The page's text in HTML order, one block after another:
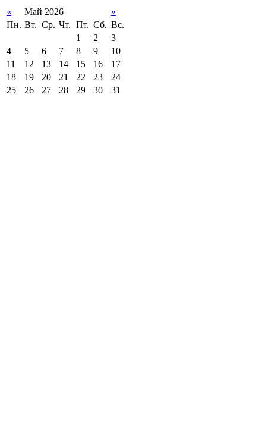
« Май 2026
»
Пн. Вт. Ср. Чт. Пт. Сб. Вс.
1
2
3
4
5 6 7 8 9
10
11
12 13 14 15 16
17
18
19 20 21 22 23
24
25
26 27 28 29 30 31